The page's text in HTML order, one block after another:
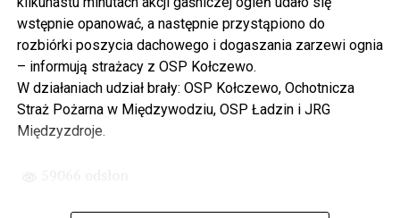
osobiście pilnował powstania tej inwestycji. Cieszymy
się, że turyści również korzystają z tunelu, cieszymy się,
że wśród tych 4 milionów samochodów, które
przejechały już otwartym tunelem w Świnoujściu,
przyjechało tutaj do nas tak wielu turystów z zagranicy
– powiedział Wiceprezes PiS Joachim Brudziński w
zainwestowano ogromne pieniądze w modernizację
wstępnie opanować, a następnie przystąpiono do
rozbiórki poszycia dachowego i dogaszania zarzewi ognia
– informują strażacy z OSP Kołczewo.
W działaniach udział brały: OSP Kołczewo, Ochotnicza
Straż Pożarna w Międzywodziu, OSP Ładzin i JRG
Międzyzdroje.